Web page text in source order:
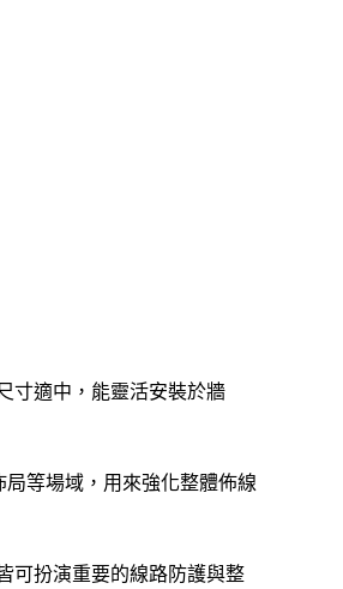
寸適中，能靈活安裝於牆
等場域，用來強化整體佈線
可扮演重要的線路防護與整